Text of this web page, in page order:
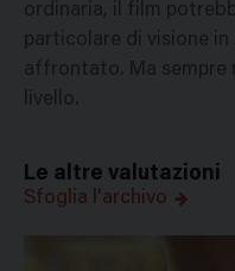
ordinaria, il film
particolare di visione
affrontato. Ma sempre
livello.
Le altre valutazioni
Sfoglia l'archivo